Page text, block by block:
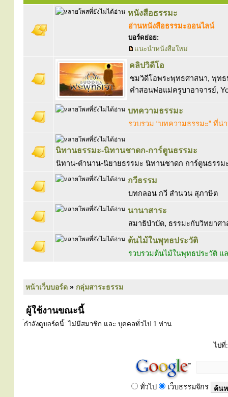
หนังสือธรรมะ
อ่านหนังสือธรรมะออนไลน์
บอร์ดย่อย:
แนะนำหนังสือใหม่
คลิปวิดีโอ
ชมวิดีโอพระพุทธศาสนา, พุท
คำสอนพ่อแม่ครูบาอาจารย์,
บทความธรรมะ
รวบรวม “บทความธรรมะ” ที่น่
นิทานธรรมะ-นิทานชาดก-การ์ตูนธรรมะ
นิทาน-ตำนาน-นิยายธรรมะ นิทานชาดก การ์ตูนธรรม
กวีธรรม
บทกลอน กวี สำนวน สุภาษิต
นานาสาระ
สมาธิบำบัด, ธรรมะกับวิทยาศ
ต้นไม้ในพุทธประวัติ
รวบรวมต้นไม้ในพุทธประวัติ
หน้าเว็บบอร์ด » กลุ่มสาระธรรม
ผู้ใช้งานขณะนี้
่กำลังดูบอร์ดนี้: ไม่มีสมาชิก และ บุคคลทั่วไป 1 ท่าน
ไปที่:
ทั่วไป เว็บธรรมจักร